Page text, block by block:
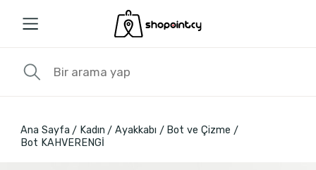
Ana Sayfa Kadın Ayakkabı
Bot ve Çizme
Bot KAHVERENGİ